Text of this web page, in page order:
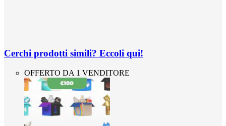
Cerchi prodotti simili? Eccoli qui!
OFFERTO DA 1 VENDITORE